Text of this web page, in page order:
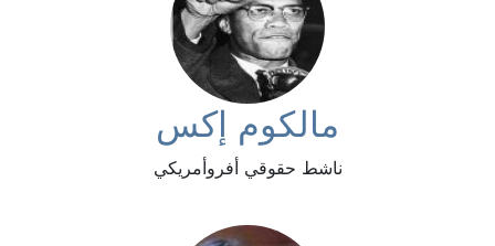
مالكوم إكس
ناشط حقوقي أفروأمريكي